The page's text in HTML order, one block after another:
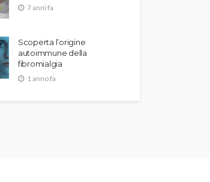
7 anni fa
Scoperta l’origine
autoimmune della
fibromialgia
1 anno fa